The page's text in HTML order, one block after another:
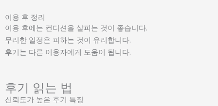
이용 후 정리
이용 후에는 컨디션을 살피는 것이 좋습니다.
무리한 일정은 피하는 것이 유리합니다.
후기는 다른 이용자에게 도움이 됩니다.
후기 읽는 법
신뢰도가 높은 후기 특징